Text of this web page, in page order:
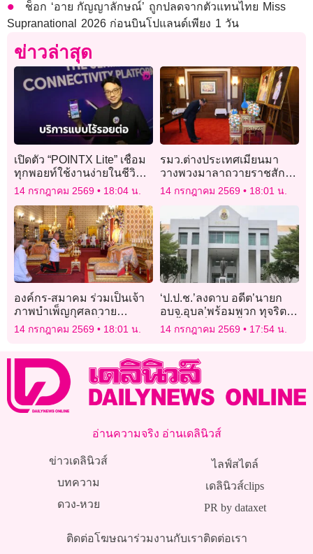
ช็อก ‘อาย กัญญาลักษณ์’ ถูกปลดจากตัวแทนไทย Miss
Supranational 2026 ก่อนบินโปแลนด์เพียง 1 วัน
ข่าวล่าสุด
เปิดตัว “POINTX Lite” เชื่อม
ทุกพอยท์ใช้งานง่ายในชีวิต
ประจำวัน
14 กรกฎาคม 2569 18:04 น.
รมว.ต่างประเทศเมียนมา
วางพวงมาลาถวายราชสักกา
ระพระโกศ ‘พระพันปีหลวง-
เจ้าฟ้าพัชรกิติยาภาฯ’
14 กรกฎาคม 2569 18:01 น.
องค์กร-สมาคม ร่วมเป็นเจ้า
ภาพบำเพ็ญกุศลถวาย
พระบรมศพ ‘สมเด็จพระพันปี
14 กรกฎาคม 2569 18:01 น.
‘ป.ป.ช.’ลงดาบ อดีต’นายก
อบจ.อุบล’พร้อมพวก ทุจริต
จัดซื้อ’เครื่องสูบน้ำปี 56’ ทำ
รัฐเสียหาย 8 ล้านบาท
14 กรกฎาคม 2569 17:54 น.
อ่านความจริง อ่านเดลินิวส์
ข่าวเดลินิวส์
บทความ
ดวง-หวย
ไลฟ์สไตล์
เดลินิวส์clips
PR by dataxet
ติดต่อโฆษณาร่วมงานกับเราติดต่อเรา